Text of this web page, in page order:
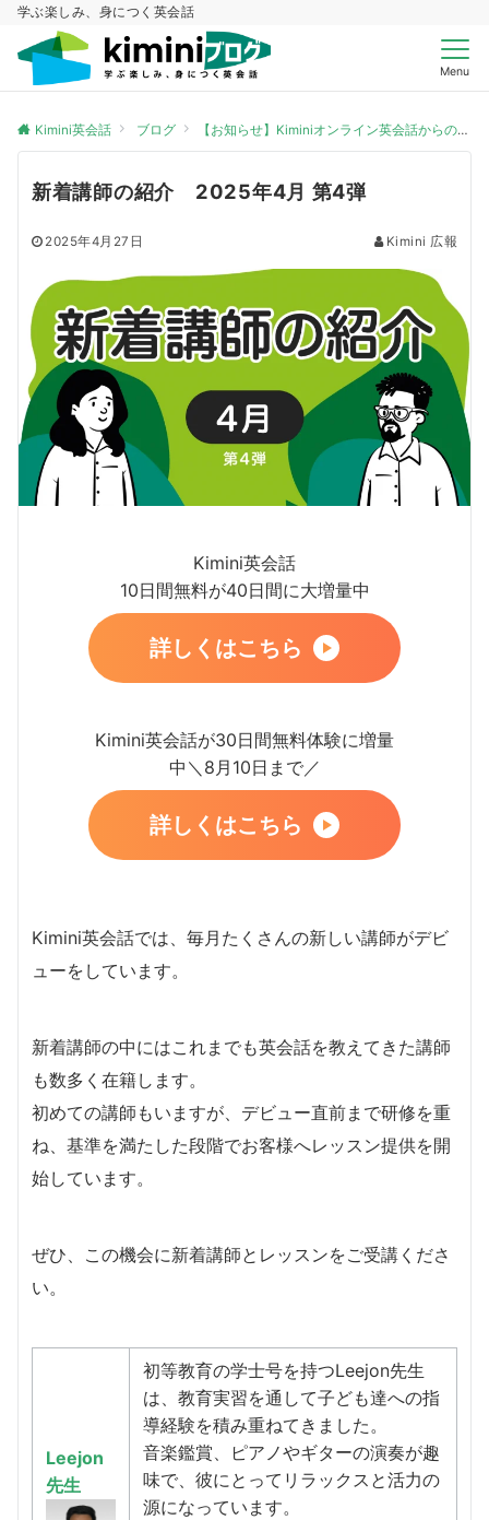
学ぶ楽しみ、身につく英会話
Menu
Kimini英会話 ブログ 【お知らせ】Kiminiオンライン英会話からのお知らせ
新着講師の紹介 2025年4月 第4弾
2025年4月27日 Kimini 広報
Kimini英会話
10日間無料が40日間に大増量中
詳しくはこちら
Kimini英会話が30日間無料体験に増量
中＼8月10日まで／
詳しくはこちら
Kimini英会話では、毎月たくさんの新しい講師がデビ
ューをしています。
新着講師の中にはこれまでも英会話を教えてきた講師
も数多く在籍します。
​初めての講師もいますが、デビュー直前まで研修を重
ね、基準を満たした段階でお客様へレッスン提供を開
始しています。
​ぜひ、この機会に新着講師とレッスンをご受講くださ
い。
Leejon
先生
初等教育の学士号を持つLeejon先生
は、教育実習を通して子ども達への指
導経験を積み重ねてきました。
音楽鑑賞、ピアノやギターの演奏が趣
味で、彼にとってリラックスと活力の
源になっています。